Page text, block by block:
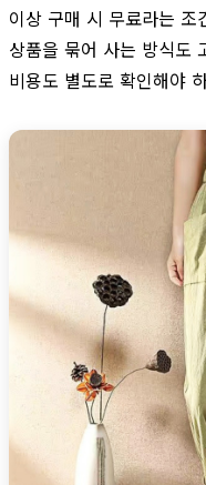
이상 구매 시 무료라는 조
상품을 묶어 사는 방식도
비용도 별도로 확인해야